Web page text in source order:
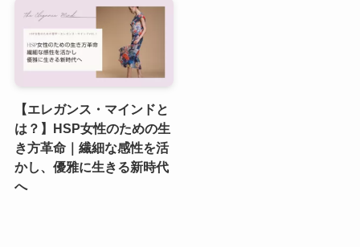
【エレガンス・マインドと
は？】HSP女性のための生
き方革命｜繊細な感性を活
かし、優雅に生きる新時代
へ